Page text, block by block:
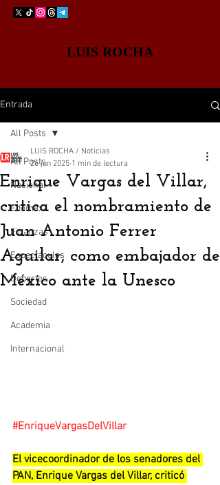
LUIS ROCHA
Entrada
All Posts
Nacional
Edomex
Finanzas
Espectáculos
Deportes
Sociedad
Academia
Internacional
All Posts
Enrique Vargas del Villar,
critica el nombramiento de
Juan Antonio Ferrer
Aguilar, como embajador de
México ante la Unesco
LUIS ROCHA / Noticias
26 jun 2025 1 min de lectura
#EnriqueVargasDelVillar
El vicecoordinador de los senadores del
PAN, Enrique Vargas del Villar, criticó